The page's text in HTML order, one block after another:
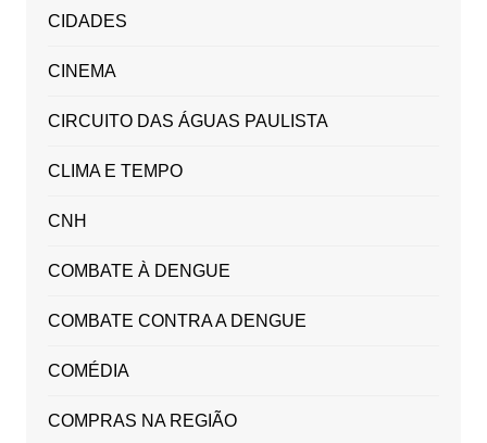
CIDADES
CINEMA
CIRCUITO DAS ÁGUAS PAULISTA
CLIMA E TEMPO
CNH
COMBATE À DENGUE
COMBATE CONTRA A DENGUE
COMÉDIA
COMPRAS NA REGIÃO